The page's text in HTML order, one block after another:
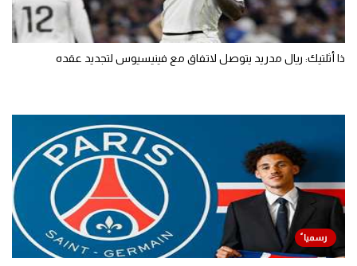
ذا أثلتيك: ريال مدريد يتوصل لاتفاق مع فينيسيوس لتجديد عقده